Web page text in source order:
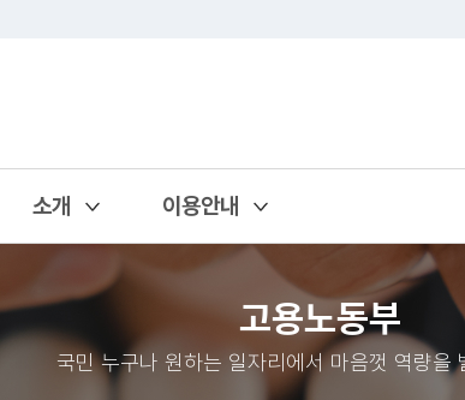
소개
열기
이용안내
열기
고용노동부
국민 누구나 원하는 일자리에서 마음껏 역량을